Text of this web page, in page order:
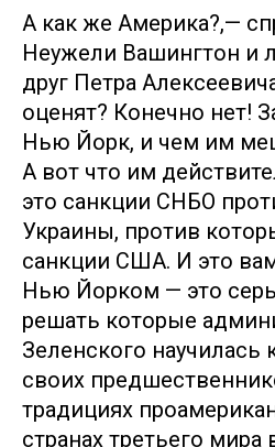
А как же Америка?,—
Неужели Вашингтон и
друг Петра
оценят? Конечно нет!
Нью Йорк, и чем им
А вот что им
это санкции СНБО
Украины, против
санкции США. И это
Нью Йорком — это
решать которые
Зеленского научилась
своих
традициях
странах третьего мира